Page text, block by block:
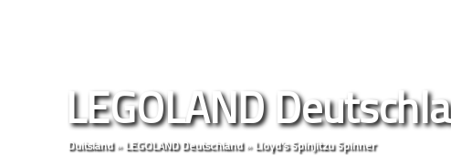
LEGOLAND
Duitsland»LEGOLAND Deutschland»Lloyd's Spinjitzu Spinner